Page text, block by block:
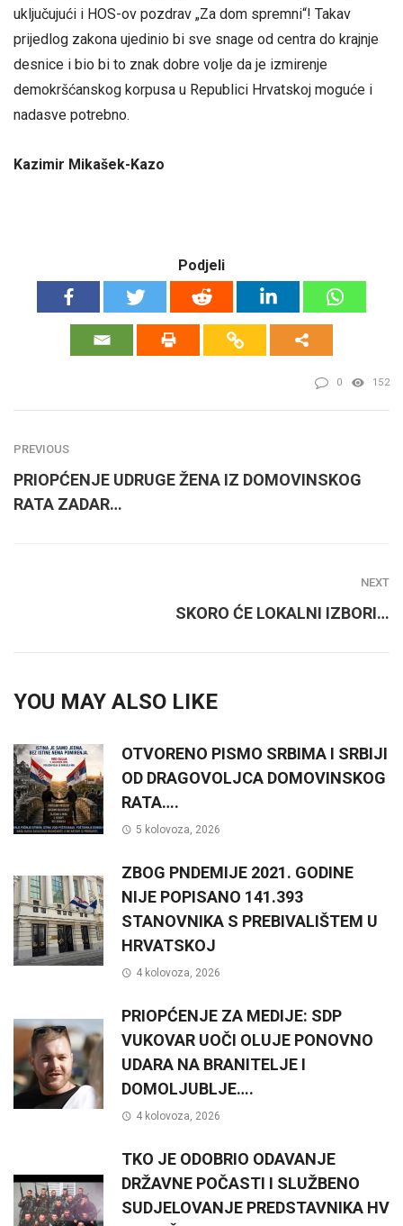
uključujući i HOS-ov pozdrav „Za dom spremni“! Takav
prijedlog zakona ujedinio bi sve snage od centra do krajnje
desnice i bio bi to znak dobre volje da je izmirenje
demokršćanskog korpusa u Republici Hrvatskoj moguće i
nadasve potrebno.
Kazimir Mikašek-Kazo
Podjeli
0 152
PREVIOUS
PRIOPĆENJE UDRUGE ŽENA IZ DOMOVINSKOG
RATA ZADAR…
NEXT
SKORO ĆE LOKALNI IZBORI…
YOU MAY ALSO LIKE
OTVORENO PISMO SRBIMA I SRBIJI
OD DRAGOVOLJCA DOMOVINSKOG
RATA….
5 kolovoza, 2026
ZBOG PNDEMIJE 2021. GODINE
NIJE POPISANO 141.393
STANOVNIKA S PREBIVALIŠTEM U
HRVATSKOJ
4 kolovoza, 2026
PRIOPĆENJE ZA MEDIJE: SDP
VUKOVAR UOČI OLUJE PONOVNO
UDARA NA BRANITELJE I
DOMOLJUBLJE….
4 kolovoza, 2026
TKO JE ODOBRIO ODAVANJE
DRŽAVNE POČASTI I SLUŽBENO
SUDJELOVANJE PREDSTAVNIKA HV